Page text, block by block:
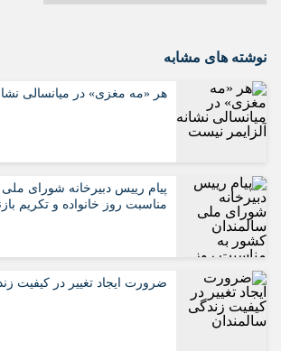
نوشته های مشابه
هر «مه مغزی» در میانسالی
پیام رییس دبیرخانه شورای
مناسبت روز خانواده و تکریم
ضرورت ایجاد تغییر در کیفیت